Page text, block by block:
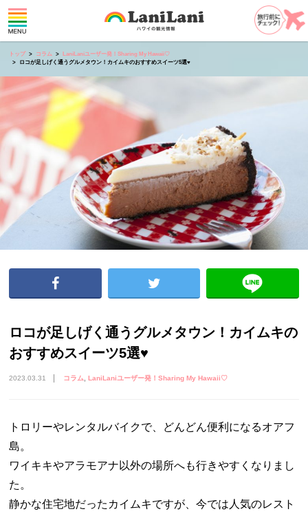
トップ コラム
LaniLaniユーザー発！Sharing My Hawaii♡
ロコが足しげく通うグルメタウン！カイムキのおすすめスイーツ5選♥
ロコが足しげく通うグルメタウン！カイムキの
おすすめスイーツ5選♥
2023.03.31 コラム LaniLaniユーザー発！Sharing My Hawaii♡
トロリーやレンタルバイクで、どんどん便利になるオアフ
島。
ワイキキやアラモアナ以外の場所へも行きやすくなりまし
た。
静かな住宅地だったカイムキですが、今では人気のレスト